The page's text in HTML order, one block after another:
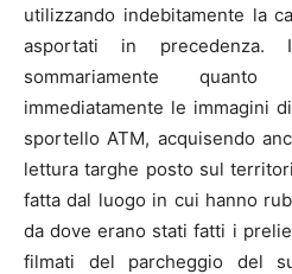
utilizzando indebitamente la
asportati in precedenza.
sommariamente quanto
immediatamente le immagini
sportello ATM, acquisendo
lettura targhe posto sul
fatta dal luogo in cui hanno
da dove erano stati fatti i
filmati del parcheggio del